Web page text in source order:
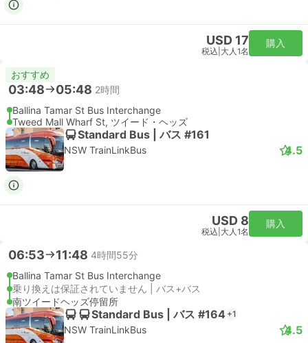
USD 17
税込 大人1名
購入
おすすめ
03:48 05:48 2時間
Ballina Tamar St Bus Interchange
Tweed Mall Wharf St, ツイード・ヘッズ
Standard Bus | バス #161
NSW TrainLinkBus 4.5
USD 8
税込 大人1名
購入
06:53 11:48 4時間55分
Ballina Tamar St Bus Interchange
乗り換えは保証されていません | バス+バス
南ツイードヘッズ停留所
Standard Bus | バス #164 +1
NSW TrainLinkBus 4.5